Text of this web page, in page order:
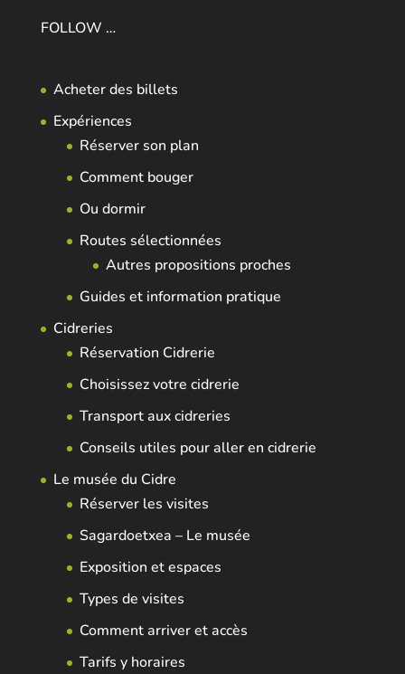
FOLLOW …
Acheter des billets
Expériences
Réserver son plan
Comment bouger
Ou dormir
Routes sélectionnées
Autres propositions proches
Guides et information pratique
Cidreries
Réservation Cidrerie
Choisissez votre cidrerie
Transport aux cidreries
Conseils utiles pour aller en cidrerie
Le musée du Cidre
Réserver les visites
Sagardoetxea – Le musée
Exposition et espaces
Types de visites
Comment arriver et accès
Tarifs y horaires